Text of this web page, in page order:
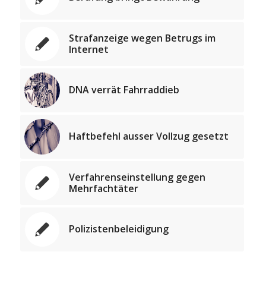
Strafanzeige wegen Betrugs im
Internet
DNA verrät Fahrraddieb
Haftbefehl ausser Vollzug gesetzt
Verfahrenseinstellung gegen
Mehrfachtäter
Polizistenbeleidigung